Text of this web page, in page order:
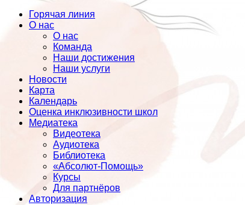
Горячая линия
О нас
О нас
Команда
Наши достижения
Наши услуги
Новости
Карта
Календарь
Оценка инклюзивности школ
Медиатека
Видеотека
Аудиотека
Библиотека
«Абсолют-Помощь»
Курсы
Для партнёров
Авторизация